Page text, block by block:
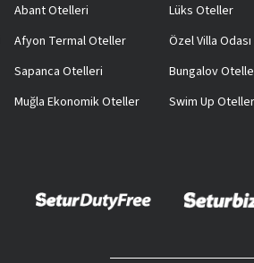
Abant Otelleri
Afyon Termal Oteller
Sapanca Otelleri
Muğla Ekonomik Oteller
Lüks Oteller
Özel Villa
Bungalov
Swim Up Oteller